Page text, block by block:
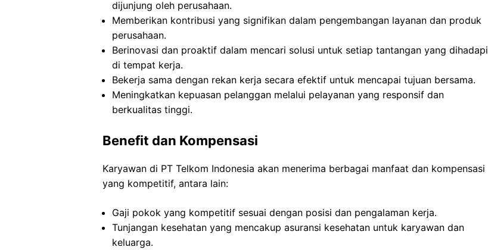
dijunjung oleh perusahaan.
Memberikan kontribusi yang signifikan dalam pengembangan layanan dan produk
perusahaan.
Berinovasi dan proaktif dalam mencari solusi untuk setiap tantangan yang dihadapi
di tempat kerja.
Bekerja sama dengan rekan kerja secara efektif untuk mencapai tujuan bersama.
Meningkatkan kepuasan pelanggan melalui pelayanan yang responsif dan
berkualitas tinggi.
Benefit dan Kompensasi
Karyawan di PT Telkom Indonesia akan menerima berbagai manfaat dan kompensasi
yang kompetitif, antara lain:
Gaji pokok yang kompetitif sesuai dengan posisi dan pengalaman kerja.
Tunjangan kesehatan yang mencakup asuransi kesehatan untuk karyawan dan
keluarga.